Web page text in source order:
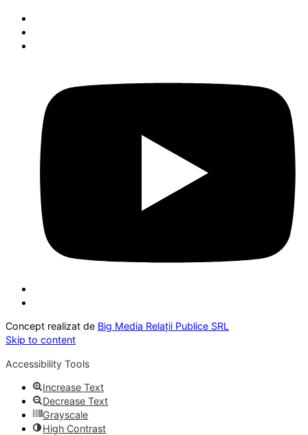
Concept realizat de Big Media Relații Publice SRL
Skip to content
Accessibility Tools
Increase Text
Decrease Text
Grayscale
High Contrast